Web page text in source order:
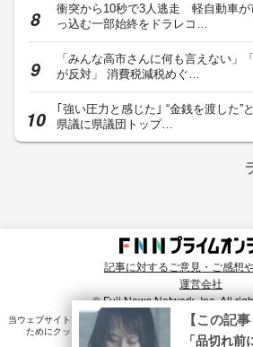
衝突から10秒で3人逃走 軽自動車が
っ込む一部始終をドラレコ…
「みんな高市さんに何も言えない」
が反対」 消費税減税めぐ…
｢強い圧力と感じた｣ “金銭を渡した”
県議に県議団トップ…
記事に対するご意見・ご感想
運営会社
© Fuji News Network, Inc. All
当ウェブサイトでは、ユーザのニーズ・興味・関⼼に合致し
ためにクッキーを使⽤しています。詳細は、プライバシ
【この記
「品切れ